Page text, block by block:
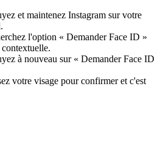
et maintenez Instagram sur votre
l'option « Demander Face ID »
à nouveau sur « Demander Face ID
votre visage pour confirmer et c'est